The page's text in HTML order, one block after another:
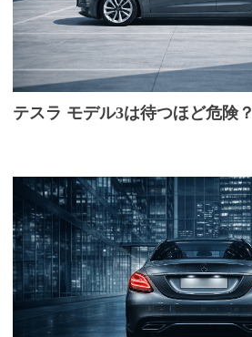
テスラ モデル3は待つほど危険？